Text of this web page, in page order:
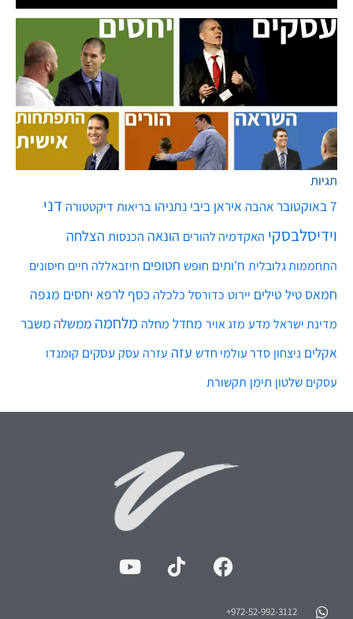
תגיות
7 באוקטובר אהבה איראן ביבי נתניהו בריאות דיקטטורה דני
וידיסלבסקי האקדמיה להורים הונאה הכנסות הצלחה
התחממות גלובלית ח'ותים חופש חטופים חיזבאללה חיים חיסונים
חמאס טיל טילים יירוט כדורסל כלכלה כסף לרפא יחסים מגפה
מדינת ישראל מדע מזג אויר מחדל מחלה מלחמה ממשלה משבר
אקלים ניצחון סדר עולמי חדש עזה עזרה עסק עסקים קומנדו
עסקים שלטון תימן תקשורת
972-52-992-3112⁩+